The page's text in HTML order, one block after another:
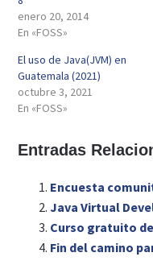
enero 20, 2014
En «FOSS»
El uso de Java(JVM) en
Guatemala (2021)
octubre 3, 2021
En «FOSS»
Entradas
Encuesta
Java Virtual
Curso gratuito
Fin del camino